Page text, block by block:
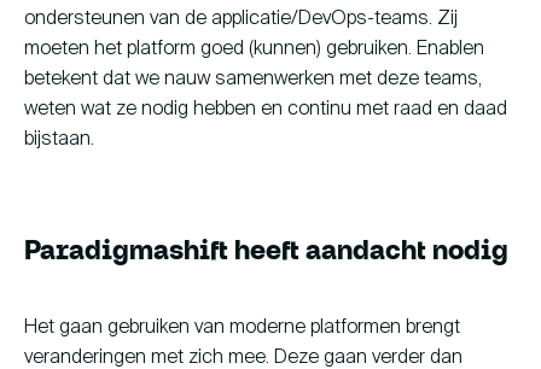
ondersteunen van de applicatie/DevOps-teams. Zij
moeten het platform goed (kunnen) gebruiken. Enablen
betekent dat we nauw samenwerken met deze teams,
weten wat ze nodig hebben en continu met raad en daad
bijstaan.
Paradigmashift heeft aandacht nodig
Het gaan gebruiken van moderne platformen brengt
veranderingen met zich mee. Deze gaan verder dan